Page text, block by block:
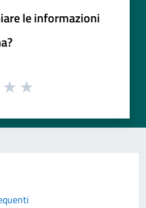
le informazioni